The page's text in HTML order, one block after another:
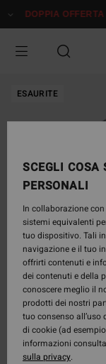
alle
prodotto
DOPPIA OFFERTA
ESAURITE
SCEGLI COSA
PERSONALI
In collaborazione
sistemi equivalenti
tuo dispositivo. Tali
navigazione e il tuo
offrirti contenuti e
dei contenuti e della
conoscere meglio il
prodotti dei nostri
tuo consenso
di cookie (ad
informazioni
sulla privacy.